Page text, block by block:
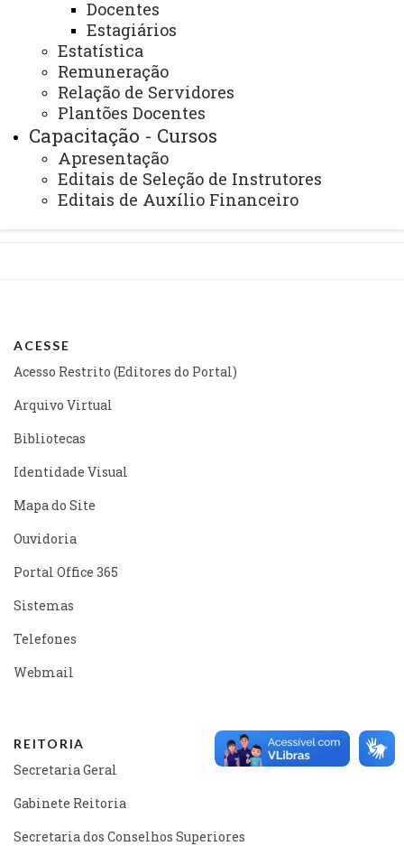
Docentes
Estagiários
Estatística
Remuneração
Relação de Servidores
Plantões Docentes
Capacitação - Cursos
Apresentação
Editais de Seleção de Instrutores
Editais de Auxílio Financeiro
Dependentes de Imposto de Renda
1 2 3
Você está aqui:Unioeste
Legislação
Manual de Legislação, Normas e Rotinas
Capacitação
ACESSE
Acesso Restrito (Editores do Portal)
Arquivo Virtual
Bibliotecas
Identidade Visual
Mapa do Site
Ouvidoria
Portal Office 365
Sistemas
Telefones
Webmail
REITORIA
Secretaria Geral
Gabinete Reitoria
Secretaria dos Conselhos Superiores